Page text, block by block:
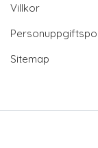
Villkor
Sitemap